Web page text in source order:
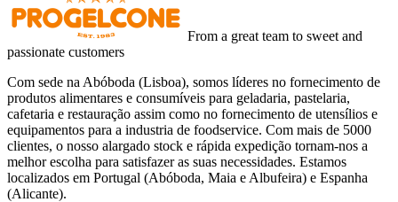
From a great team to sweet and
passionate customers
Com sede na Abóboda (Lisboa), somos líderes no fornecimento de
produtos alimentares e consumíveis para geladaria, pastelaria,
cafetaria e restauração assim como no fornecimento de utensílios e
equipamentos para a industria de foodservice. Com mais de 5000
clientes, o nosso alargado stock e rápida expedição tornam-nos a
melhor escolha para satisfazer as suas necessidades. Estamos
localizados em Portugal (Abóboda, Maia e Albufeira) e Espanha
(Alicante).